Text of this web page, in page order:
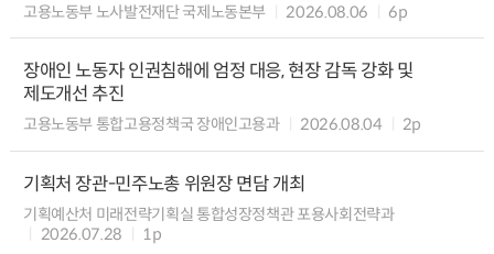
고용노동부 노사발전재단 국제노동본부 2026.08.06 6p
장애인 노동자 인권침해에 엄정 대응, 현장 감독 강화 및
제도개선 추진
고용노동부 통합고용정책국 장애인고용과 2026.08.04 2p
기획처 장관-민주노총 위원장 면담 개최
기획예산처 미래전략기획실 통합성장정책관 포용사회전략과
2026.07.28
1p